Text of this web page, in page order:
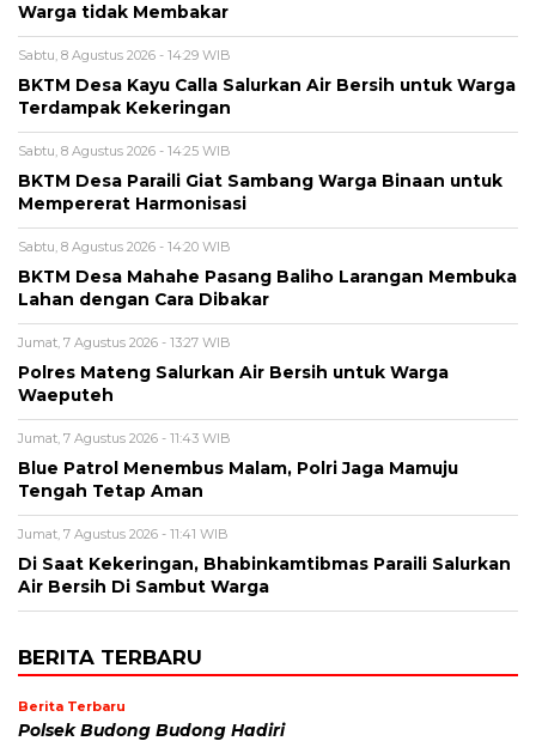
Warga tidak Membakar
Sabtu, 8 Agustus 2026 - 14:29 WIB
BKTM Desa Kayu Calla Salurkan Air Bersih untuk Warga
Terdampak Kekeringan
Sabtu, 8 Agustus 2026 - 14:25 WIB
BKTM Desa Paraili Giat Sambang Warga Binaan untuk
Mempererat Harmonisasi
Sabtu, 8 Agustus 2026 - 14:20 WIB
BKTM Desa Mahahe Pasang Baliho Larangan Membuka
Lahan dengan Cara Dibakar
Jumat, 7 Agustus 2026 - 13:27 WIB
Polres Mateng Salurkan Air Bersih untuk Warga
Waeputeh
Jumat, 7 Agustus 2026 - 11:43 WIB
Blue Patrol Menembus Malam, Polri Jaga Mamuju
Tengah Tetap Aman
Jumat, 7 Agustus 2026 - 11:41 WIB
Di Saat Kekeringan, Bhabinkamtibmas Paraili Salurkan
Air Bersih Di Sambut Warga
BERITA TERBARU
Berita Terbaru
Polsek Budong Budong Hadiri